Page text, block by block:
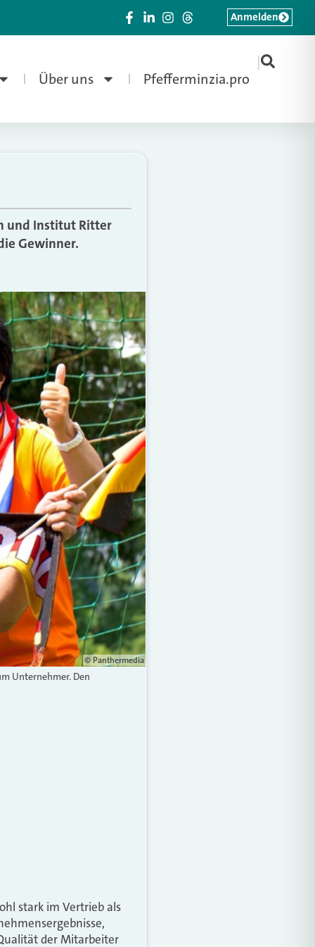
Über uns Pfefferminzia.pro
|
Anmelden
und Institut Ritter
Gewinner.
© Panthermedia
Unternehmer. Den
stark im Vertrieb als
der Mitarbeiter